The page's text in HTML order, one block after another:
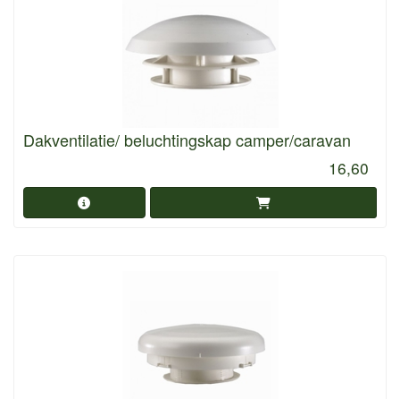
Dakventilatie/ beluchtingskap camper/caravan
16,60